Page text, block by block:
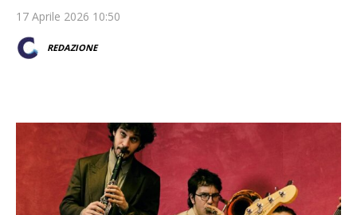
17 Aprile 2026 10:50
REDAZIONE